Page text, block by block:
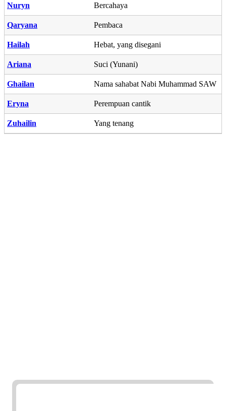
Nuryn Bercahaya
Qaryana Pembaca
Hailah Hebat, yang disegani
Ariana Suci (Yunani)
Ghailan Nama sahabat Nabi Muhammad SAW
Eryna Perempuan cantik
Zuhailin Yang tenang